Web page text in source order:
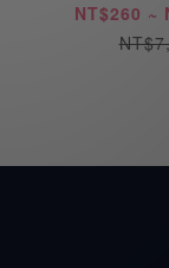
NT$260 ~